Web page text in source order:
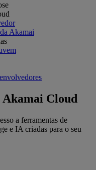
Akamai
Akamai Cloud
a ferramentas de
e IA criadas para o seu